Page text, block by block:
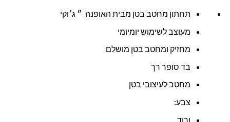
תחתון מחטב בטן מבית האופנה ״ ג׳וקי
מעוצב לשימוש יומיומי
מחזיק ומחטב בטן מושלם
בד סופר רך
מחטב לעיצובי בטן
צבע:
ורוד